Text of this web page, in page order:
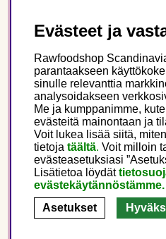
Seuraa meitä
Tämä on Rawfoodshop
Finland
Evästeet ja
Rawfoodshop
parantaakseen
sinulle relevanttia
analysoidakseen
Me ja kumppanimme,
evästeitä mainontaan ja
Voit lukea lisää siitä,
tietoja täältä. Voit milloin
evästeasetuksiasi
Lisätietoa löydät
evästekäytännöstämme.
Asetukset